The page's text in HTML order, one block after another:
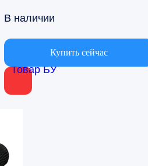
Товар БУ
В наличии
Купить сейчас